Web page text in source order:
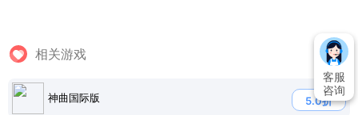
相关游戏
神曲国际版 5.0折
客服
咨询